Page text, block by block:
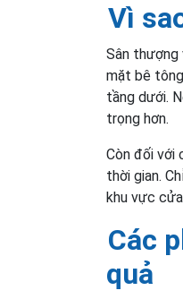
Vì
Sân thượng
mặt bê
tầng dưới.
trọng hơn.
Còn đối với
thời gian.
khu vực
Các
quả